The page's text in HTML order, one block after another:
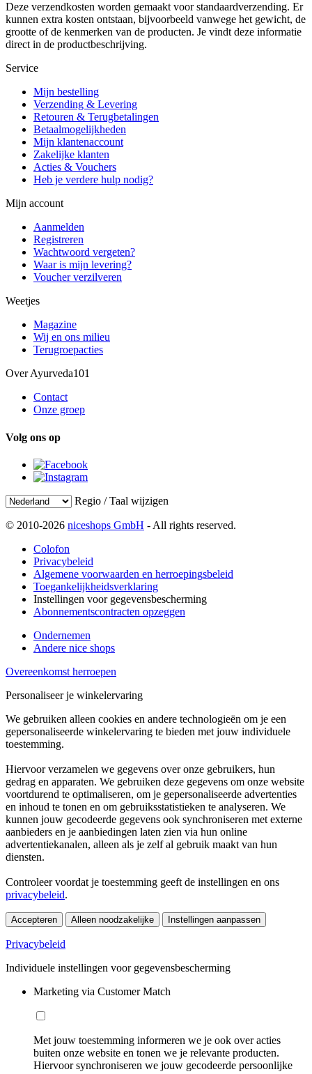
Deze verzendkosten worden gemaakt voor standaardverzending. Er
kunnen extra kosten ontstaan, bijvoorbeeld vanwege het gewicht, de
grootte of de kenmerken van de producten. Je vindt deze informatie
direct in de productbeschrijving.
Service
Mijn bestelling
Verzending & Levering
Retouren & Terugbetalingen
Betaalmogelijkheden
Mijn klantenaccount
Zakelijke klanten
Acties & Vouchers
Heb je verdere hulp nodig?
Mijn account
Aanmelden
Registreren
Wachtwoord vergeten?
Waar is mijn levering?
Voucher verzilveren
Weetjes
Magazine
Wij en ons milieu
Terugroepacties
Over Ayurveda101
Contact
Onze groep
Volg ons op
Regio / Taal wijzigen
© 2010-2026 niceshops GmbH - All rights reserved.
Colofon
Privacybeleid
Algemene voorwaarden en herroepingsbeleid
Toegankelijkheidsverklaring
Instellingen voor gegevensbescherming
Abonnementscontracten opzeggen
Ondernemen
Andere nice shops
Overeenkomst herroepen
Personaliseer je winkelervaring
We gebruiken alleen cookies en andere technologieën om je een
gepersonaliseerde winkelervaring te bieden met jouw individuele
toestemming.
Hiervoor verzamelen we gegevens over onze gebruikers, hun
gedrag en apparaten. We gebruiken deze gegevens om onze website
voortdurend te optimaliseren, om je gepersonaliseerde advertenties
en inhoud te tonen en om gebruiksstatistieken te analyseren. We
kunnen jouw gecodeerde gegevens ook synchroniseren met externe
aanbieders en je aanbiedingen laten zien via hun online
advertentiekanalen, alleen als je zelf al gebruik maakt van hun
diensten.
Controleer voordat je toestemming geeft de instellingen en ons
privacybeleid.
Accepteren Alleen noodzakelijke Instellingen aanpassen
Privacybeleid
Individuele instellingen voor gegevensbescherming
Marketing via Customer Match
Met jouw toestemming informeren we je ook over acties
buiten onze website en tonen we je relevante producten.
Hiervoor synchroniseren we jouw gecodeerde persoonlijke